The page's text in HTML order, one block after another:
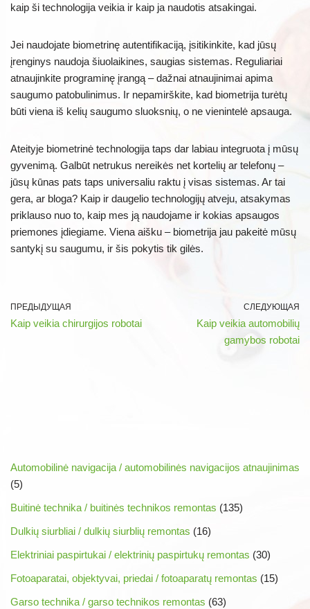
kaip ši technologija veikia ir kaip ja naudotis atsakingai.
Jei naudojate biometrinę autentifikaciją, įsitikinkite, kad jūsų
įrenginys naudoja šiuolaikines, saugias sistemas. Reguliariai
atnaujinkite programinę įrangą – dažnai atnaujinimai apima
saugumo patobulinimus. Ir nepamirškite, kad biometrija turėtų
būti viena iš kelių saugumo sluoksnių, o ne vienintelė apsauga.
Ateityje biometrinė technologija taps dar labiau integruota į mūsų
gyvenimą. Galbūt netrukus nereikės net kortelių ar telefonų –
jūsų kūnas pats taps universaliu raktu į visas sistemas. Ar tai
gera, ar bloga? Kaip ir daugelio technologijų atveju, atsakymas
priklauso nuo to, kaip mes ją naudojame ir kokias apsaugos
priemones įdiegiame. Viena aišku – biometrija jau pakeitė mūsų
santykį su saugumu, ir šis pokytis tik gilės.
ПРЕДЫДУЩАЯ
Kaip veikia chirurgijos robotai
СЛЕДУЮЩАЯ
Kaip veikia automobilių
gamybos robotai
Automobilinė navigacija / automobilinės navigacijos atnaujinimas
(5)
Buitinė technika / buitinės technikos remontas (135)
Dulkių siurbliai / dulkių siurblių remontas (16)
Elektriniai paspirtukai / elektrinių paspirtukų remontas (30)
Fotoaparatai, objektyvai, priedai / fotoaparatų remontas (15)
Garso technika / garso technikos remontas (63)